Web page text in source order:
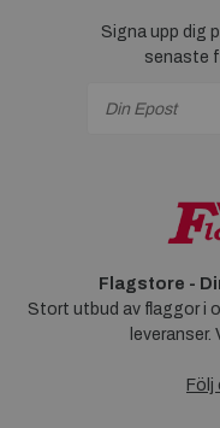
Signa upp dig
senaste
Flagstore -
Stort utbud av flaggor i
Följ